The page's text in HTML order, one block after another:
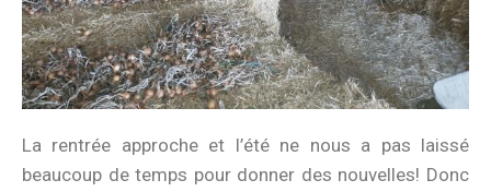
La rentrée approche et l’été ne nous a pas laissé
beaucoup de temps pour donner des nouvelles! Donc